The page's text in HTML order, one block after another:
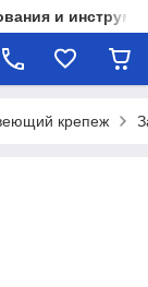
и
крепеж